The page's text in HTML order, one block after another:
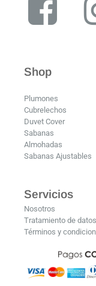
Shop
Plumones
Cubrelechos
Duvet Cover
Sabanas
Almohadas
Sabanas Ajustables
Servicios
Nosotros
Tratamiento de datos
Términos y